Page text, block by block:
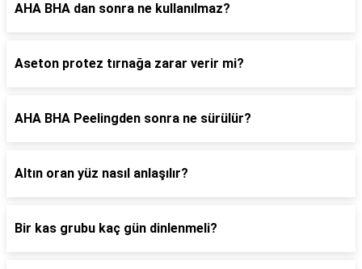
AHA BHA dan sonra ne kullanılmaz?
Aseton protez tırnağa zarar verir mi?
AHA BHA Peelingden sonra ne sürülür?
Altın oran yüz nasıl anlaşılır?
Bir kas grubu kaç gün dinlenmeli?